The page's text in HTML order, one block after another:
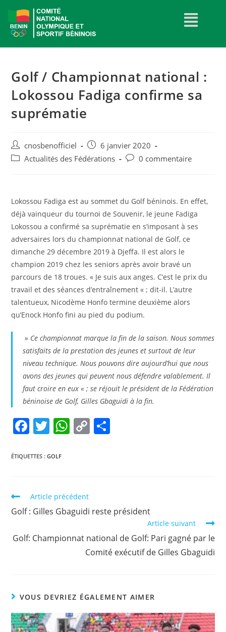
Golf / Championnat national :
Lokossou Fadiga confirme sa
suprématie
cnosbenofficiel
6 janvier 2020
Actualités des Fédérations
0 commentaire
Lokossou Fadiga est au sommet du Golf béninois. En effet,
déjà vainqueur du tournoi de Souvenir, le jeune Fadiga
Lokossou a confirmé sa suprématie en s’imposant à ses
adversaires lors du championnat national de Golf, ce
dimanche 29 décembre 2019 à Djeffa. Il est alors le
champion 2019 chez les seniors après avoir bravé un
parcours de 18 troues. « Je suis aux anges. C’est le prix du
travail et des séances d’entraînement « ; dit-il. L’autre
talentueux, Nicodème Honfo termine deuxième alors
qu’Enock Honfo fini au pied du podium.
» Ce championnat marque la fin de la saison. Nous sommes
satisfaits de la prestation des jeunes et surtout de leur
niveau technique. Nous pouvons dire aujourd’hui que nous
avons des jeunes qui peuvent nous défendre valablement. Il
faut croire en eux « ; se réjouit le président de la Fédération
béninoise de Golf, Gilles Gbaguidi à la fin.
F
c
b
o
k
T
itt
W
A
p
p
C
n
ÉTIQUETTES :GOLF
Article précédent
Golf : Gilles Gbaguidi reste président
Article suivant
Golf: Championnat national de Golf: Pari gagné par le
Comité exécutif de Gilles Gbaguidi
VOUS DEVRIEZ ÉGALEMENT AIMER